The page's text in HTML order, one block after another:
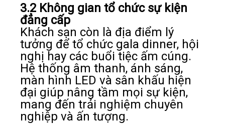
3.2 Không gian tổ chức sự kiện
đẳng cấp
Khách sạn còn là địa điểm lý
tưởng để tổ chức gala dinner, hội
nghị hay các buổi tiệc ấm cúng.
Hệ thống âm thanh, ánh sáng,
màn hình LED và sân khấu hiện
đại giúp nâng tầm mọi sự kiện,
mang đến trải nghiệm chuyên
nghiệp và ấn tượng.